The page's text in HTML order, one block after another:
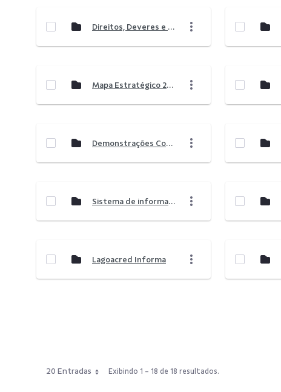
Direitos, Deveres e Prevenção
Mapa Estratégico 2024-2026 - Sicoob Lagoacred
Demonstrações Contábeis
Sistema de informação de crédito
Lagoacred Informa
20 Entradas Exibindo 1 - 18 de 18 resultados.